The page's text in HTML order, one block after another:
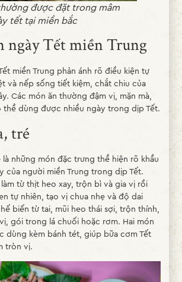
được đặt trong mâm
tết tại miền bắc
ngày Tết miền Trung
miền Trung phản ánh rõ điều kiện tự
và nếp sống tiết kiệm, chắt chiu của
Các món ăn thường đậm vị, mặn mà,
thể dùng được nhiều ngày trong dịp Tết.
tré
là những món đặc trưng thể hiện rõ khẩu
của người miền Trung trong dịp Tết.
từ thịt heo xay, trộn bì và gia vị rồi
tự nhiên, tạo vị chua nhẹ và độ dai
biến từ tai, mũi heo thái sợi, trộn thính,
gói trong lá chuối hoặc rơm. Hai món
dùng kèm bánh tét, giúp bữa cơm Tết
tròn vị.